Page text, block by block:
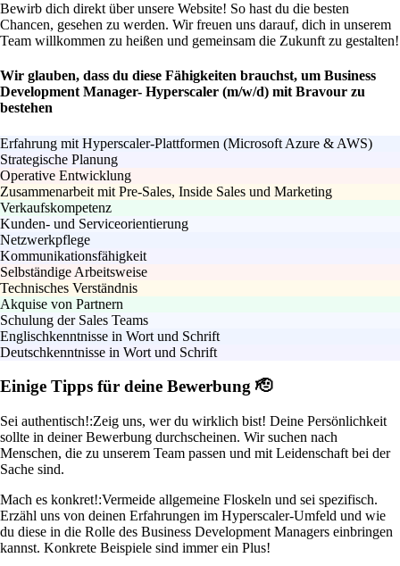
Bewirb dich direkt über unsere Website! So hast du die besten
Chancen, gesehen zu werden. Wir freuen uns darauf, dich in unserem
Team willkommen zu heißen und gemeinsam die Zukunft zu gestalten!
Wir glauben, dass du diese Fähigkeiten brauchst, um Business
Development Manager- Hyperscaler (m/w/d) mit Bravour zu
bestehen
Erfahrung mit Hyperscaler-Plattformen (Microsoft Azure & AWS)
Strategische Planung
Operative Entwicklung
Zusammenarbeit mit Pre-Sales, Inside Sales und Marketing
Verkaufskompetenz
Kunden- und Serviceorientierung
Netzwerkpflege
Kommunikationsfähigkeit
Selbständige Arbeitsweise
Technisches Verständnis
Akquise von Partnern
Schulung der Sales Teams
Englischkenntnisse in Wort und Schrift
Deutschkenntnisse in Wort und Schrift
Einige Tipps für deine Bewerbung 🫡
Sei authentisch!:Zeig uns, wer du wirklich bist! Deine Persönlichkeit
sollte in deiner Bewerbung durchscheinen. Wir suchen nach
Menschen, die zu unserem Team passen und mit Leidenschaft bei der
Sache sind.
Mach es konkret!:Vermeide allgemeine Floskeln und sei spezifisch.
Erzähl uns von deinen Erfahrungen im Hyperscaler-Umfeld und wie
du diese in die Rolle des Business Development Managers einbringen
kannst. Konkrete Beispiele sind immer ein Plus!